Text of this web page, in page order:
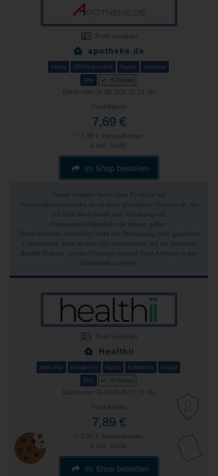
Profil einsehen
apotheke.de
Klarna SEPA/Lastschrift Paypal Vorkasse
DHL E-Rezept
Daten vom 06.08.2026 10:24 Uhr
Produktpreis
7,69 €
+ 3,99 € Versandkosten
& inkl. MwSt.
im Shop bestellen
Dieser Anbieter bietet viele Produkte auf
PreisvergleichApotheke.de zu noch günstigeren Preisen an, die
nur über die Auswahl und Verlinkung von
PreisvergleichApotheke.de heraus gelten.
Dieser Anbieter unterstützt nicht die Übertragung Ihrer gesamten
Einkaufsliste. Bitte klicken Sie nacheinander auf die einzelnen
Bestell-Buttons, um die Produkte manuell beim Anbieter in den
Warenkorb zu legen.
Profil einsehen
Healthii
Apple Pay Google Pay Klarna Kreditkarte Paypal
DHL E-Rezept
Daten vom 06.08.2026 10:15 Uhr
Produktpreis
7,89 €
+ 2,95 € Versandkosten
& inkl. MwSt.
im Shop bestellen